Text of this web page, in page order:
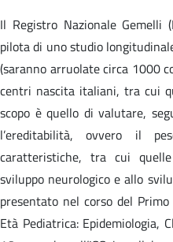
Il Registro Nazionale Gemelli
pilota di uno studio
(saranno arruolate circa 1000
centri nascita italiani, tra cui
scopo è quello di valutare,
l’ereditabilità, ovvero il
caratteristiche, tra cui
sviluppo neurologico e allo
presentato nel corso del
Età Pediatrica: Epidemiologia,